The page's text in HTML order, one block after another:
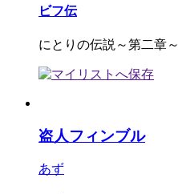
ビフ伝
にとりの伝説～第二章～
盗人フィンブル
あず